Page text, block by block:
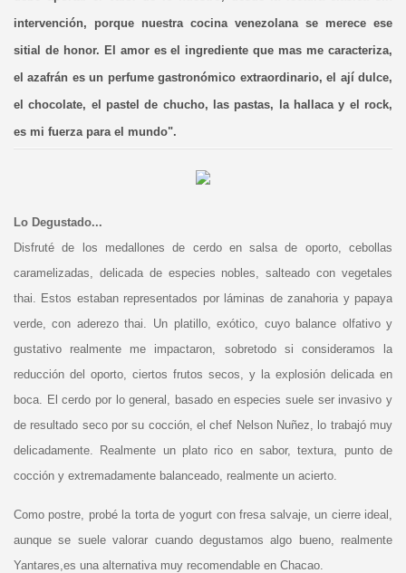
intervención, porque nuestra cocina venezolana se merece ese
sitial de honor. El amor es el ingrediente que mas me caracteriza,
el azafrán es un perfume gastronómico extraordinario, el ají dulce,
el chocolate, el pastel de chucho, las pastas, la hallaca y el rock,
es mi fuerza para el mundo".
Lo Degustado...
Disfruté de los medallones de cerdo en salsa de oporto, cebollas
caramelizadas, delicada de especies nobles, salteado con vegetales
thai. Estos estaban representados por láminas de zanahoria y papaya
verde, con aderezo thai. Un platillo, exótico, cuyo balance olfativo y
gustativo realmente me impactaron, sobretodo si consideramos la
reducción del oporto, ciertos frutos secos, y la explosión delicada en
boca. El cerdo por lo general, basado en especies suele ser invasivo y
de resultado seco por su cocción, el chef Nelson Nuñez, lo trabajó muy
delicadamente. Realmente un plato rico en sabor, textura, punto de
cocción y extremadamente balanceado, realmente un acierto.
Como postre, probé la torta de yogurt con fresa salvaje, un cierre ideal,
aunque se suele valorar cuando degustamos algo bueno, realmente
Yantares,es una alternativa muy recomendable en Chacao.